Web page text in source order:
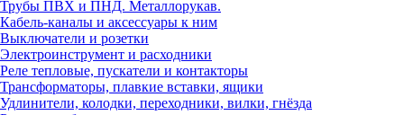
Трубы ПВХ и ПНД. Металлорукав.
Кабель-каналы и аксессуары к ним
Выключатели и розетки
Электроинструмент и расходники
Реле тепловые, пускатели и контакторы
Трансформаторы, плавкие вставки, ящики
Удлинители, колодки, переходники, вилки, гнёзда